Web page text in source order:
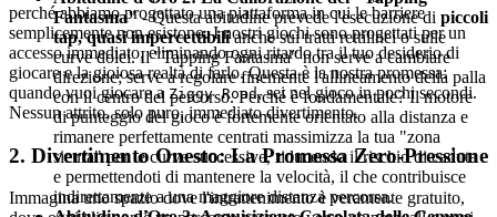
Fantasma"- Questa abitudine prevede l'esecuzione di piccoli
tap, quasi impercettibilianche sui tratti rettilinei o sulle
curve dolci. Il "Tapping Fantasma" non serve a cambiare
direzione; serve a regolare finemente l'allineamento della palla
con il centro del percorso. Perché è fondamentale? Il motore
di punteggio del gioco è fortemente orientato alla distanza e
rimanere perfettamente centrati massimizza la tua "zona
sicura" per le curve successive, riducendo il rischio di caduta
e permettendoti di mantenere la velocità, il che contribuisce
indirettamente a una maggiore distanza percorsa.
perché abbiamo progettato una piattaforma in cui le barriere
semplicemente non esistono. I nostri giochi sono progettati per un
accesso immediato, eliminando ogni ritardo tra il tuo desiderio di
giocare e la gioiosa realtà di farlo. Questa è la nostra promessa:
quando vuoi giocare a Ziggy Road, sei nel gioco in pochi secondi.
Nessun attrito, solo puro, immediato divertimento.
2. Divertimento Onesto: La Promessa Zero-Pressione
Immagina uno spazio dove l'intrattenimento è veramente gratuito,